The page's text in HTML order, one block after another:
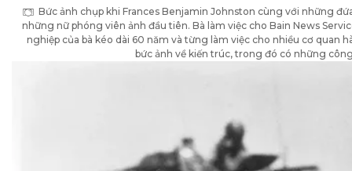
Bức ảnh chụp khi Frances Benjamin Johnston cùng với những
những nữ phóng viên ảnh đầu tiên. Bà làm việc cho Bain News
nghiệp của bà kéo dài 60 năm và từng làm việc cho nhiều cơ quan
bức ảnh về kiến ​​trúc, trong đó có những